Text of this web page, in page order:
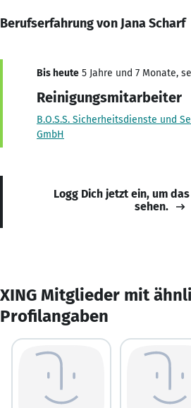
Berufserfahrung von Jana Scharf
Bis heute 5 Jahre und 7 Monate,
Reinigungsmitarbeiter
B.O.S.S. Sicherheitsdienste und
GmbH
Logg Dich jetzt ein, um
sehen.
XING Mitglieder mit
Profilangaben